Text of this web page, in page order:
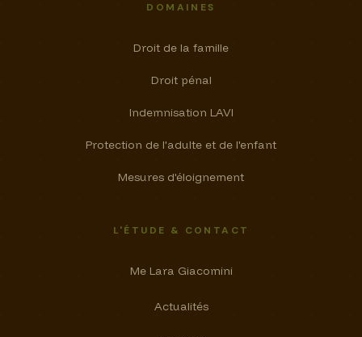
DOMAINES
Droit de la famille
Droit pénal
Indemnisation LAVI
Protection de l'adulte et de l'enfant
Mesures d'éloignement
L'ÉTUDE & CONTACT
Me Lara Giacomini
Actualités